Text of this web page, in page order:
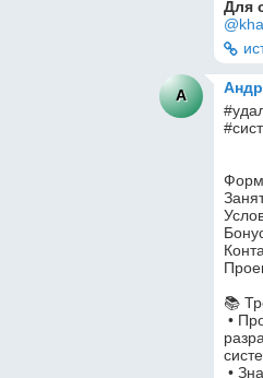
Для
А
📚
• Профильный опыт работы от 3-х лет на проектах по
• Знание логической модели структуры реляционной БД,